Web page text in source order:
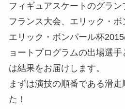
フィギュアスケートのグラ
フランス大会、エリック・ボ
エリック・ボンパール杯
ョートプログラムの出場選
は結果をお届けします。
まずは演技の順番である滑
た！